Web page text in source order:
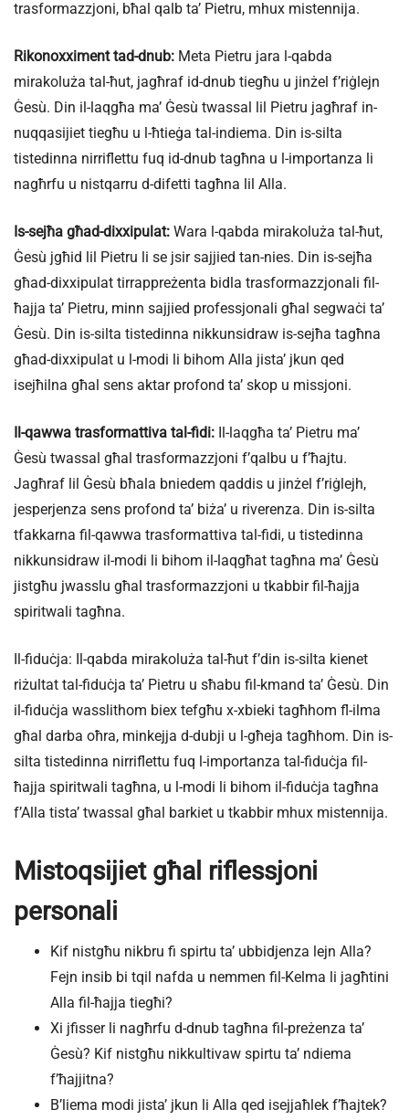
trasformazzjoni, bħal qalb ta’ Pietru, mhux mistennija.
Rikonoxximent tad-dnub: Meta Pietru jara l-qabda
mirakoluża tal-ħut, jagħraf id-dnub tiegħu u jinżel f’riġlejn
Ġesù. Din il-laqgħa ma’ Ġesù twassal lil Pietru jagħraf in-
nuqqasijiet tiegħu u l-ħtieġa tal-indiema. Din is-silta
tistedinna nirriflettu fuq id-dnub tagħna u l-importanza li
nagħrfu u nistqarru d-difetti tagħna lil Alla.
Is-sejħa għad-dixxipulat: Wara l-qabda mirakoluża tal-ħut,
Ġesù jgħid lil Pietru li se jsir sajjied tan-nies. Din is-sejħa
għad-dixxipulat tirrappreżenta bidla trasformazzjonali fil-
ħajja ta’ Pietru, minn sajjied professjonali għal segwaċi ta’
Ġesù. Din is-silta tistedinna nikkunsidraw is-sejħa tagħna
għad-dixxipulat u l-modi li bihom Alla jista’ jkun qed
isejħilna għal sens aktar profond ta’ skop u missjoni.
Il-qawwa trasformattiva tal-fidi: Il-laqgħa ta’ Pietru ma’
Ġesù twassal għal trasformazzjoni f’qalbu u f’ħajtu.
Jagħraf lil Ġesù bħala bniedem qaddis u jinżel f’riġlejh,
jesperjenza sens profond ta’ biża’ u riverenza. Din is-silta
tfakkarna fil-qawwa trasformattiva tal-fidi, u tistedinna
nikkunsidraw il-modi li bihom il-laqgħat tagħna ma’ Ġesù
jistgħu jwasslu għal trasformazzjoni u tkabbir fil-ħajja
spiritwali tagħna.
Il-fiduċja: Il-qabda mirakoluża tal-ħut f’din is-silta kienet
riżultat tal-fiduċja ta’ Pietru u sħabu fil-kmand ta’ Ġesù. Din
il-fiduċja wasslithom biex tefgħu x-xbieki tagħhom fl-ilma
għal darba oħra, minkejja d-dubji u l-għeja tagħhom. Din is-
silta tistedinna nirriflettu fuq l-importanza tal-fiduċja fil-
ħajja spiritwali tagħna, u l-modi li bihom il-fiduċja tagħna
f’Alla tista’ twassal għal barkiet u tkabbir mhux mistennija.
Mistoqsijiet għal riflessjoni
personali
Kif nistgħu nikbru fi spirtu taʼ ubbidjenza lejn Alla?
Fejn insib bi tqil nafda u nemmen fil-Kelma li jagħtini
Alla fil-ħajja tiegħi?
Xi jfisser li nagħrfu d-dnub tagħna fil-preżenza ta’
Ġesù? Kif nistgħu nikkultivaw spirtu taʼ ndiema
f’ħajjitna?
B’liema modi jista’ jkun li Alla qed isejjaħlek f’ħajtek?